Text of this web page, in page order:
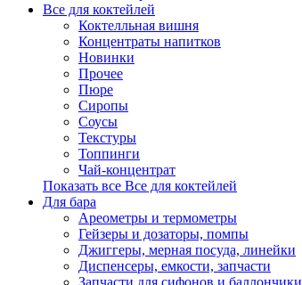
Все для коктейлей
Коктелльная вишня
Концентраты напитков
Новинки
Прочее
Пюре
Сиропы
Соусы
Текстуры
Топпинги
Чай-концентрат
Показать все Все для коктейлей
Для бара
Ареометры и термометры
Гейзеры и дозаторы, помпы
Джиггеры, мерная посуда, линейки
Диспенсеры, емкости, запчасти
Запчасти для сифонов и баллончики